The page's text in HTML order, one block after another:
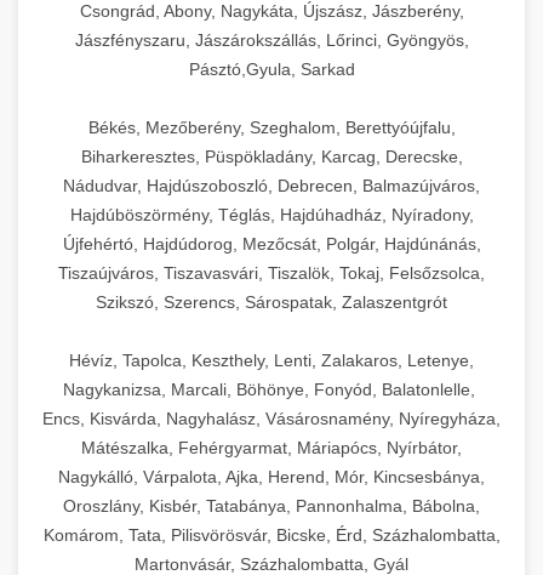
chef-iparikonyhagepek.hu
kereskedelmi konyhai megoldások
Csongrád, Abony, Nagykáta, Újszász, Jászberény,
Jászfényszaru, Jászárokszállás, Lőrinci, Gyöngyös,
Pásztó,Gyula, Sarkad
Békés, Mezőberény, Szeghalom, Berettyóújfalu,
Biharkeresztes, Püspökladány, Karcag, Derecske,
Nádudvar, Hajdúszoboszló, Debrecen, Balmazújváros,
Hajdúböszörmény, Téglás, Hajdúhadház, Nyíradony,
Újfehértó, Hajdúdorog, Mezőcsát, Polgár, Hajdúnánás,
Tiszaújváros, Tiszavasvári, Tiszalök, Tokaj, Felsőzsolca,
Szikszó, Szerencs, Sárospatak, Zalaszentgrót
Hévíz, Tapolca, Keszthely, Lenti, Zalakaros, Letenye,
Nagykanizsa, Marcali, Böhönye, Fonyód, Balatonlelle,
Encs, Kisvárda, Nagyhalász, Vásárosnamény, Nyíregyháza,
Mátészalka, Fehérgyarmat, Máriapócs, Nyírbátor,
Nagykálló, Várpalota, Ajka, Herend, Mór, Kincsesbánya,
Oroszlány, Kisbér, Tatabánya, Pannonhalma, Bábolna,
Komárom, Tata, Pilisvörösvár, Bicske, Érd, Százhalombatta,
Martonvásár, Százhalombatta, Gyál